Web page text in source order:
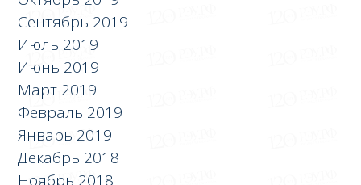
Сентябрь 2019
Июль 2019
Июнь 2019
Март 2019
Февраль 2019
Январь 2019
Декабрь 2018
Ноябрь 2018